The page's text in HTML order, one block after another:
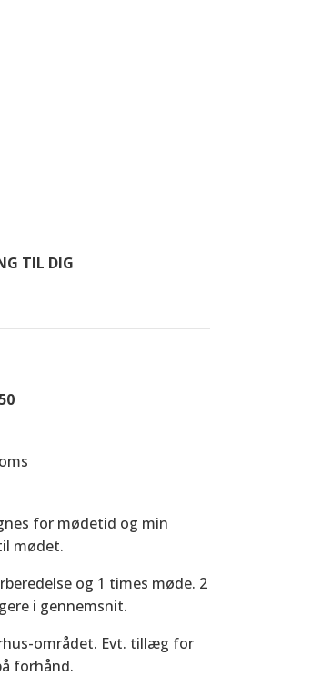
TIL DIG
for mødetid og min
mødet.
og 1 times møde. 2
i gennemsnit.
området. Evt. tillæg for
forhånd.